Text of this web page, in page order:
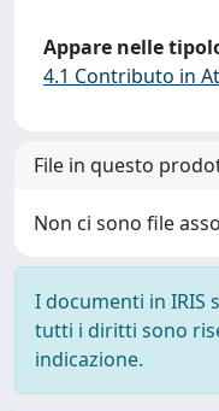
Appare nelle
4.1 Contributo in
File in questo
Non ci sono file
I documenti in IRIS
tutti i diritti sono
indicazione.